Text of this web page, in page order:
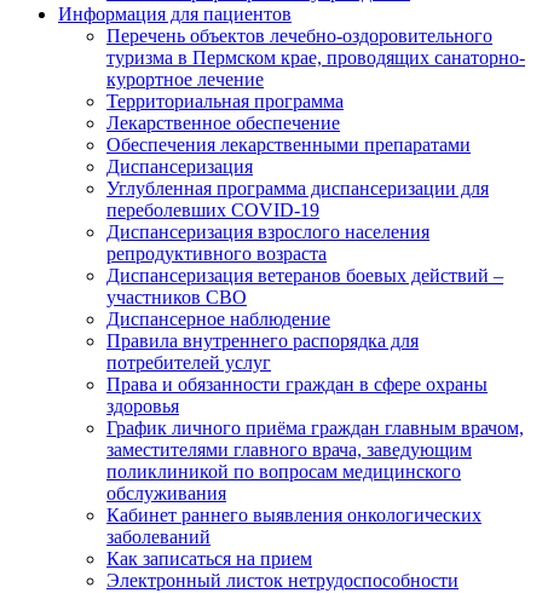
Информация для пациентов
Перечень объектов лечебно-оздоровительного
туризма в Пермском крае, проводящих санаторно-
курортное лечение
Территориальная программа
Лекарственное обеспечение
Обеспечения лекарственными препаратами
Диспансеризация
Углубленная программа диспансеризации для
переболевших COVID-19
Диспансеризация взрослого населения
репродуктивного возраста
Диспансеризация ветеранов боевых действий –
участников СВО
Диспансерное наблюдение
Правила внутреннего распорядка для
потребителей услуг
Права и обязанности граждан в сфере охраны
здоровья
График личного приёма граждан главным врачом,
заместителями главного врача, заведующим
поликлиникой по вопросам медицинского
обслуживания
Кабинет раннего выявления онкологических
заболеваний
Как записаться на прием
Электронный листок нетрудоспособности